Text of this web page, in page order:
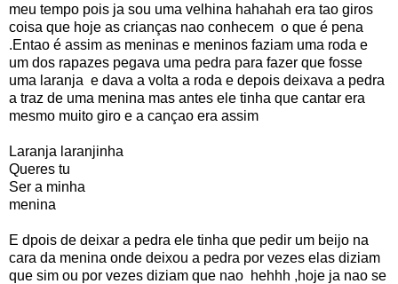
meu tempo pois ja sou uma velhina hahahah era tao giros
coisa que hoje as crianças nao conhecem o que é pena
.Entao é assim as meninas e meninos faziam uma roda e
um dos rapazes pegava uma pedra para fazer que fosse
uma laranja e dava a volta a roda e depois deixava a pedra
a traz de uma menina mas antes ele tinha que cantar era
mesmo muito giro e a cançao era assim
Laranja laranjinha
Queres tu
Ser a minha
menina
E dpois de deixar a pedra ele tinha que pedir um beijo na
cara da menina onde deixou a pedra por vezes elas diziam
que sim ou por vezes diziam que nao hehhh ,hoje ja nao se